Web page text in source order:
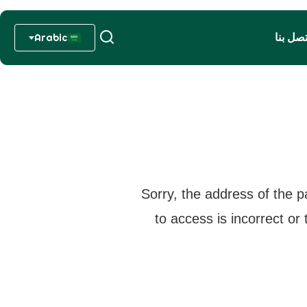
بنا Arabic
Sorry, the address of the
to access is incorrect or